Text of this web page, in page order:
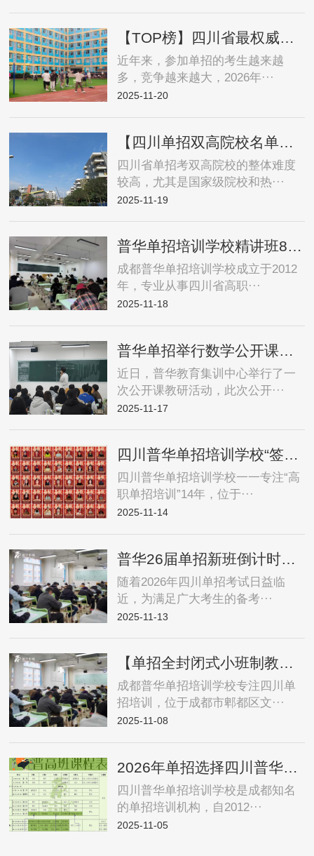
【TOP榜】四川省最权威的十大单招培训机构名单
近年来，参加单招的考生越来越
多，竞争越来越大，2026年···
2025-11-20
四川省单招考双高院校的整体难度
较高，尤其是国家级院校和热···
2025-11-19
普华单招培训学校精讲班8800元，新班限时优惠1000元，名额有限，速领！！！
成都普华单招培训学校成立于2012
年，专业从事四川省高职···
2025-11-18
近日，普华教育集训中心举行了一
次公开课教研活动，此次公开···
2025-11-17
四川普华单招培训学校“签约保障公办院校”
四川普华单招培训学校一一专注“高
职单招培训”14年，位于···
2025-11-14
随着2026年四川单招考试日益临
近，为满足广大考生的备考···
2025-11-13
【单招全封闭式小班制教学】成都普华单招签约重点双高示范公办院校！
成都普华单招培训学校专注四川单
招培训，位于成都市郫都区文···
2025-11-08
四川普华单招培训学校是成都知名
的单招培训机构，自2012···
2025-11-05